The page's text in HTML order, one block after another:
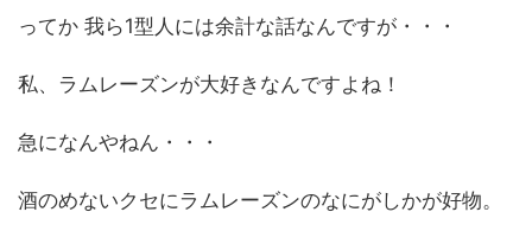
ってか 我ら1型人には余計な話なんですが・・・
私、ラムレーズンが大好きなんですよね！
急になんやねん・・・
酒のめないクセにラムレーズンのなにがしかが好物。